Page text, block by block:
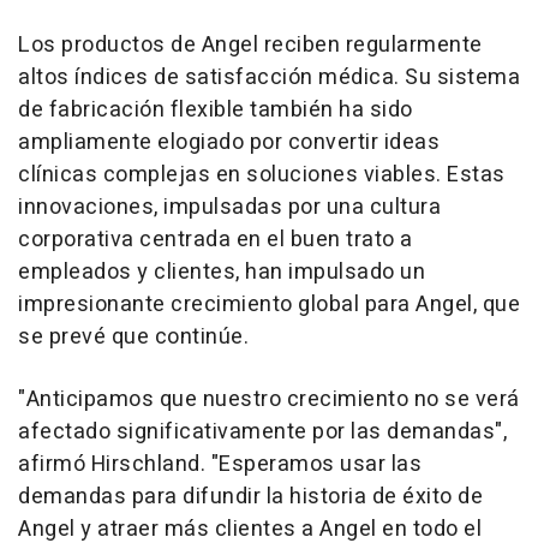
Los productos de Angel reciben regularmente
altos índices de satisfacción médica. Su sistema
de fabricación flexible también ha sido
ampliamente elogiado por convertir ideas
clínicas complejas en soluciones viables. Estas
innovaciones, impulsadas por una cultura
corporativa centrada en el buen trato a
empleados y clientes, han impulsado un
impresionante crecimiento global para Angel, que
se prevé que continúe.
"Anticipamos que nuestro crecimiento no se verá
afectado significativamente por las demandas",
afirmó Hirschland. "Esperamos usar las
demandas para difundir la historia de éxito de
Angel y atraer más clientes a Angel en todo el